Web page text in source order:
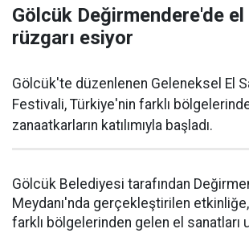
Gölcük Değirmendere'de el
rüzgarı esiyor
Gölcük'te düzenlenen Geleneksel El
Festivali, Türkiye'nin farklı
zanaatkarların katılımıyla başladı.
Gölcük Belediyesi tarafından
Meydanı'nda gerçekleştirilen
farklı bölgelerinden gelen el sanatları